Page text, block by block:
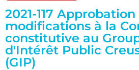
2021-117 Approbation
modifications à la
constitutive au
d'Intérêt Public
(GIP)